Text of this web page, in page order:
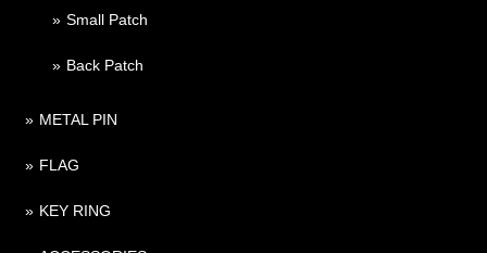
Small Patch
Back Patch
METAL PIN
FLAG
KEY RING